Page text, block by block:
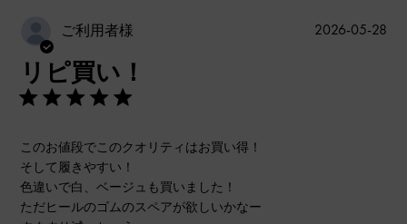
ご利用者様
リピ買い！
このお値段でこのクオリティはお買い得！
そして履きやすい！
色違いで白、ベージュも買いました！
ただヒールのゴムのスペアが欲しいかなー
公
2026-05-28